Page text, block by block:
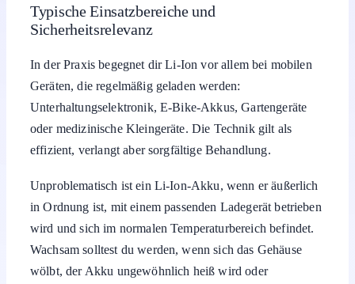
Typische Einsatzbereiche und
Sicherheitsrelevanz
In der Praxis begegnet dir Li-Ion vor allem bei mobilen
Geräten, die regelmäßig geladen werden:
Unterhaltungselektronik, E‑Bike-Akkus, Gartengeräte
oder medizinische Kleingeräte. Die Technik gilt als
effizient, verlangt aber sorgfältige Behandlung.
Unproblematisch ist ein Li-Ion-Akku, wenn er äußerlich
in Ordnung ist, mit einem passenden Ladegerät betrieben
wird und sich im normalen Temperaturbereich befindet.
Wachsam solltest du werden, wenn sich das Gehäuse
wölbt, der Akku ungewöhnlich heiß wird oder